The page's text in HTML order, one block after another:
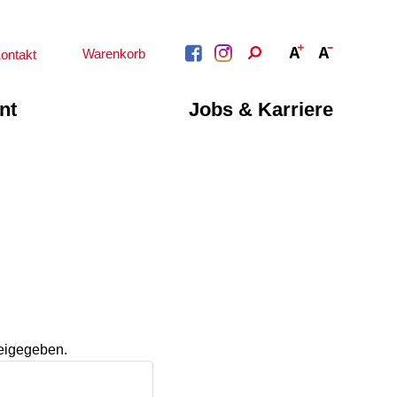
Warenkorb
ausfüllen
Jobs & Karriere